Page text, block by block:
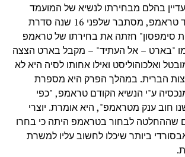
בהלם מבחירתו לנשיא של המועמד
הרפובליקאני דונלד טראמפ, מסתבר שלפני 16 שנה סדרת
סימפסון" חזתה את בחירתו של טראמפ
"בארט – אל העתיד" – מקבל בארט הצצה
ואלכוהוליסט ואילו אחותו לסיה היא לא
הברית. במהלך הפרק היא מספרת
ע"י הנשיא הקודם טראמפ, "כפי
חוב ענק מטראמפ", היא אומרת. יוצרי
שההחלטה לבחור בטראמפ היתה כי בחרו
ביותר שיכלו לחשוב עליו למשרת